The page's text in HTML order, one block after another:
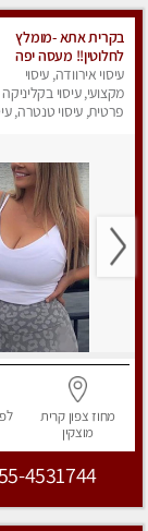
בקרית אתא -מומלץ
לחלוטין!! מעסה יפה
איכותית מקצועית
ומפנקת
מאוד.פרטי.מומלץ
עיסוי אירוודה, עיסוי
מקצועי, עיסוי בקליניקה
פרטית, עיסוי טנטרה,
מחוז צפוןקרית
מוצקין
4531744